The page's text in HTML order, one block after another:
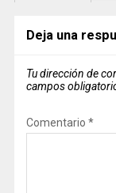
Deja una
Tu dirección de
campos
Comentario *